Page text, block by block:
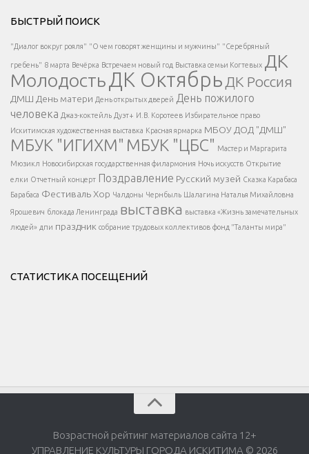
Есть вопрос?
Напишите нам
</span >
</div >
Написать
</button >
</div >
</div > </div >
БЫСТРЫЙ ПОИСК
"Диалог вокруг рояля" "О чем говорят женщины и мужчины" "Серебряный
гребень" 8 марта Вечёрка Встречаем новый год Выставка семьи Когтевых ДК
МолодостьДК Октябрь ДК Россия
ДМШ День матери День открытых дверей День пожилого
человека Джаз-коктейль Дуэт+ И.В. Коротеев Избирательное право
Искитимская художественная выставка Красная ярмарка МБОУ ДОД "ДМШ"
МБУК "ИГИХМ" МБУК "ЦБС" Мастер и Маргарита
Мюзикл Новосибирская государственная филармония Ночь искусств Открытие
елки Отчетный концерт Поздравление Русский музей Сказка Карабаса
Барабаса ФестивальХор Чалдоны Чернбыль Шалагина Наталья Михайловна
Ярошевич блокада Ленинграда выставка выставка «Жизнь замечательных
людей» дпи праздник собрание трудовых коллективов фонд "Таланты мира"
СТАТИСТИКА ПОСЕЩЕНИЙ
Возрастной рейтинг материалов сайта 12+
УПРАВЛЕНИЕ КУЛЬТУРЫ ГОРОДА ИСКИТИМА © 2026